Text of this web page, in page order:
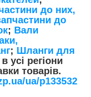
до них,
до
; Вали
; Шланги для
усі регіони
товарів.
ua/p133532